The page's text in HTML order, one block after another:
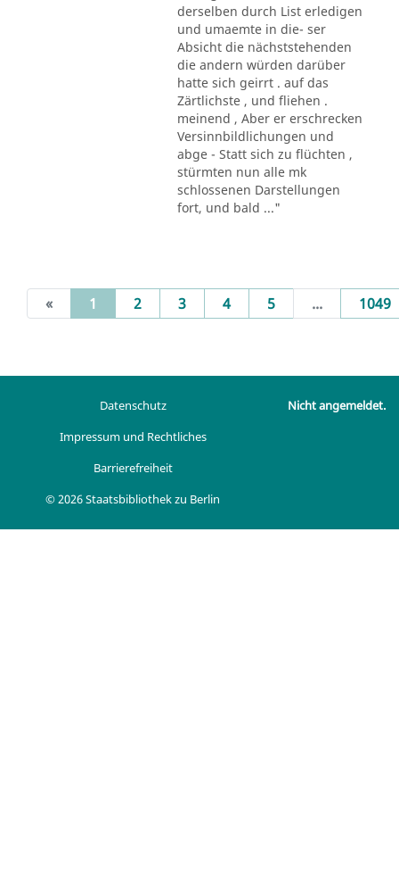
derselben durch List erledigen
und umaemte in die- ser
Absicht die nächststehenden
die andern würden darüber
hatte sich geirrt . auf das
Zärtlichste , und fliehen .
meinend , Aber er erschrecken
Versinnbildlichungen und
abge - Statt sich zu flüchten ,
stürmten nun alle mk
schlossenen Darstellungen
fort, und bald ..."
« 1 (current)
2 3 4 5 ... 1049
Datenschutz
Impressum und Rechtliches
Barrierefreiheit
© 2026 Staatsbibliothek zu Berlin
Nicht angemeldet.